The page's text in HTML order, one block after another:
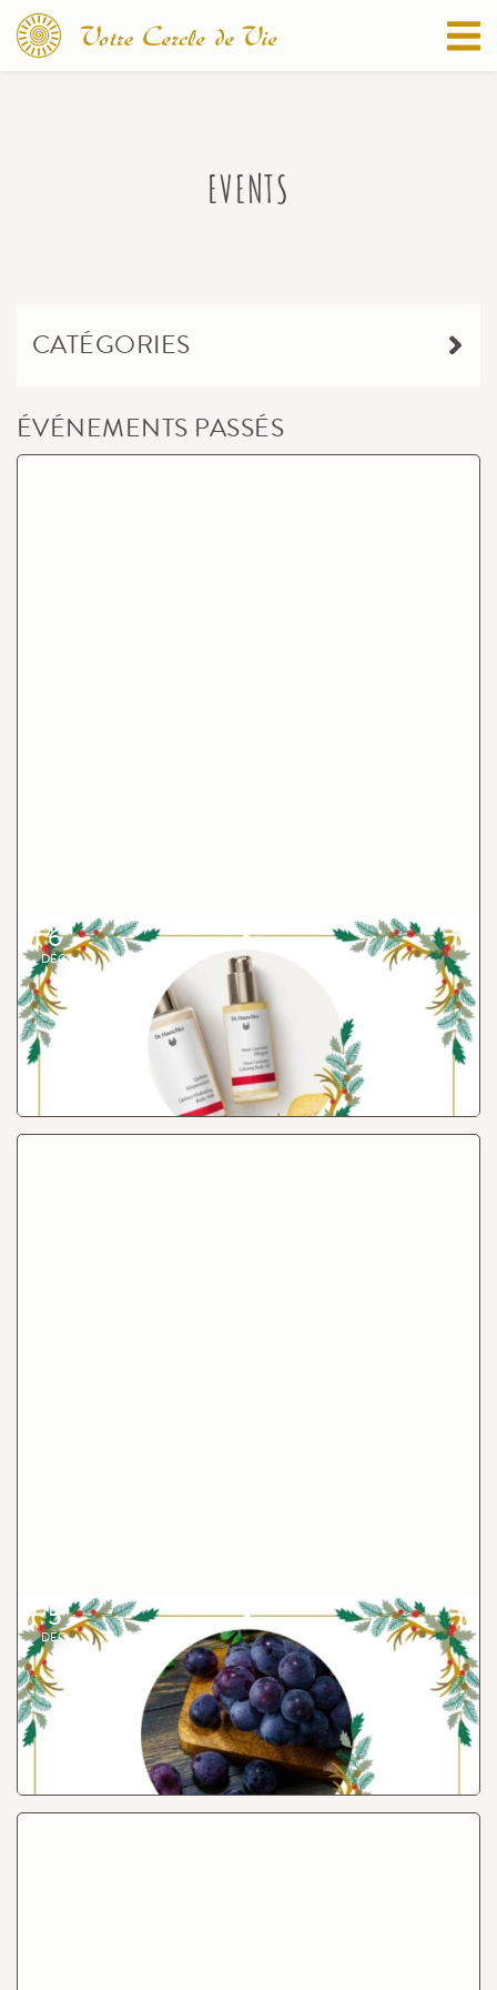
EVENTS
ÉVÉNEMENTS PASSÉS
6
DÉC.
Prendre soin de soi avec la cosmétique naturelle
Samedi 6 décembre, découvrez les cosmétiques naturels
Dr.Hauschka et réservez une séance de maquillage de
30mn.
Lire
5
DÉC.
Un voyage à chaque gorgée...au ceur du terroir
Vendredi 5 décembre, le vin sera à l’honneur grâce au
Domaine La Colombe et sa culture biodynamique de la
vigne, pour des vignobles robustes - avec Laura Paccot.
Lire
CATÉGORIES